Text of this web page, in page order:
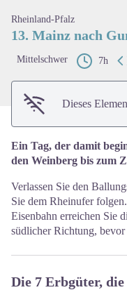
Rheinland-Pfalz
13. Mainz nach
Mittelschwer 7h
Dieses
Ein Tag, der damit
den Weinberg bis zum
Verlassen Sie den
Sie dem Rheinufer
Eisenbahn erreichen Sie
südlicher Richtung,
Die 7 Erbgüter,